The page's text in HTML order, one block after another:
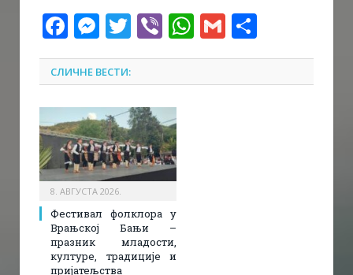
Facebook
Messenger
Twitter
ViberWhatsApp
Gmail
СЛИЧНЕ ВЕСТИ:
8. АВГУСТА 2026.
Фестивал фолклора у
Врањској Бањи –
празник младости,
културе, традиције и
пријатељства